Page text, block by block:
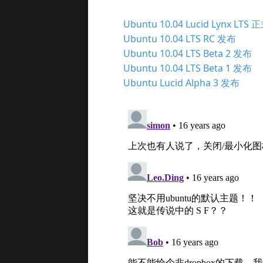
Ubuntu 10.04 Lucid Lynx LTS
Ubuntu 10.04 LTS RC 发布
Ubuntu 10.04 LTS Beta 2 发布
Ubuntu 10.04 LTS Beta 1 发布
Ubuntu Lucid Alpha 3 发布